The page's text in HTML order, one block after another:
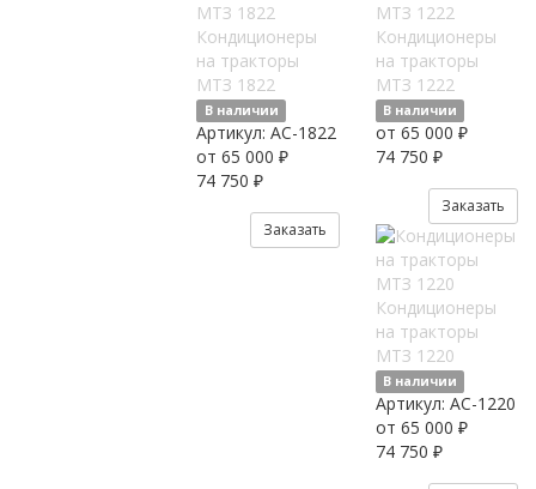
Кондиционеры
на тракторы
МТЗ 1822
В наличии
Артикул:AC-1822
от 65 000 ₽
74 750 ₽
Заказать
Кондиционеры
на тракторы
МТЗ 1222
В наличии
от 65 000 ₽
74 750 ₽
Заказать
Кондиционеры
на тракторы
МТЗ 1220
В наличии
Артикул: AC-1220
от 65 000 ₽
74 750 ₽